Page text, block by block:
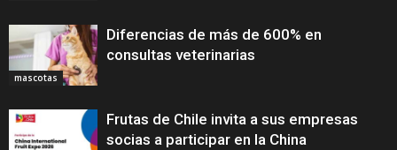
mascotas
Diferencias de más de 600% en
consultas veterinarias
Frutas de Chile invita a sus empresas
socias a participar en la China